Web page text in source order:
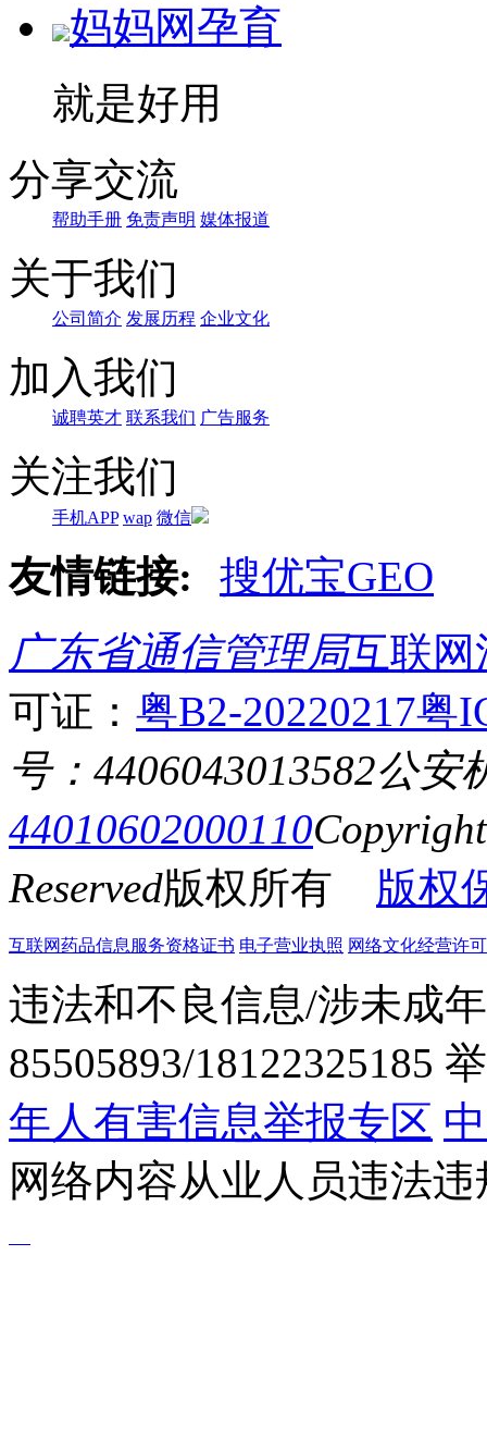
妈妈网孕育
就是好用
分享交流
帮助手册 免责声明 媒体报道
关于我们
公司简介 发展历程 企业文化
加入我们
诚聘英才 联系我们 广告服务
关注我们
手机APP wap 微信
友情链接:
搜优宝GEO
广东省通信管理局互联网
可证： 粤B2-20220217粤
号：4406043013582公安
44010602000110
Reserved版权所有 版权
互联网药品信息服务资格证书 电子营业执照 网络文化经营许
违法和不良信息/涉未成
85505893/18122325185
年人有害信息举报专区
网络内容从业人员违法